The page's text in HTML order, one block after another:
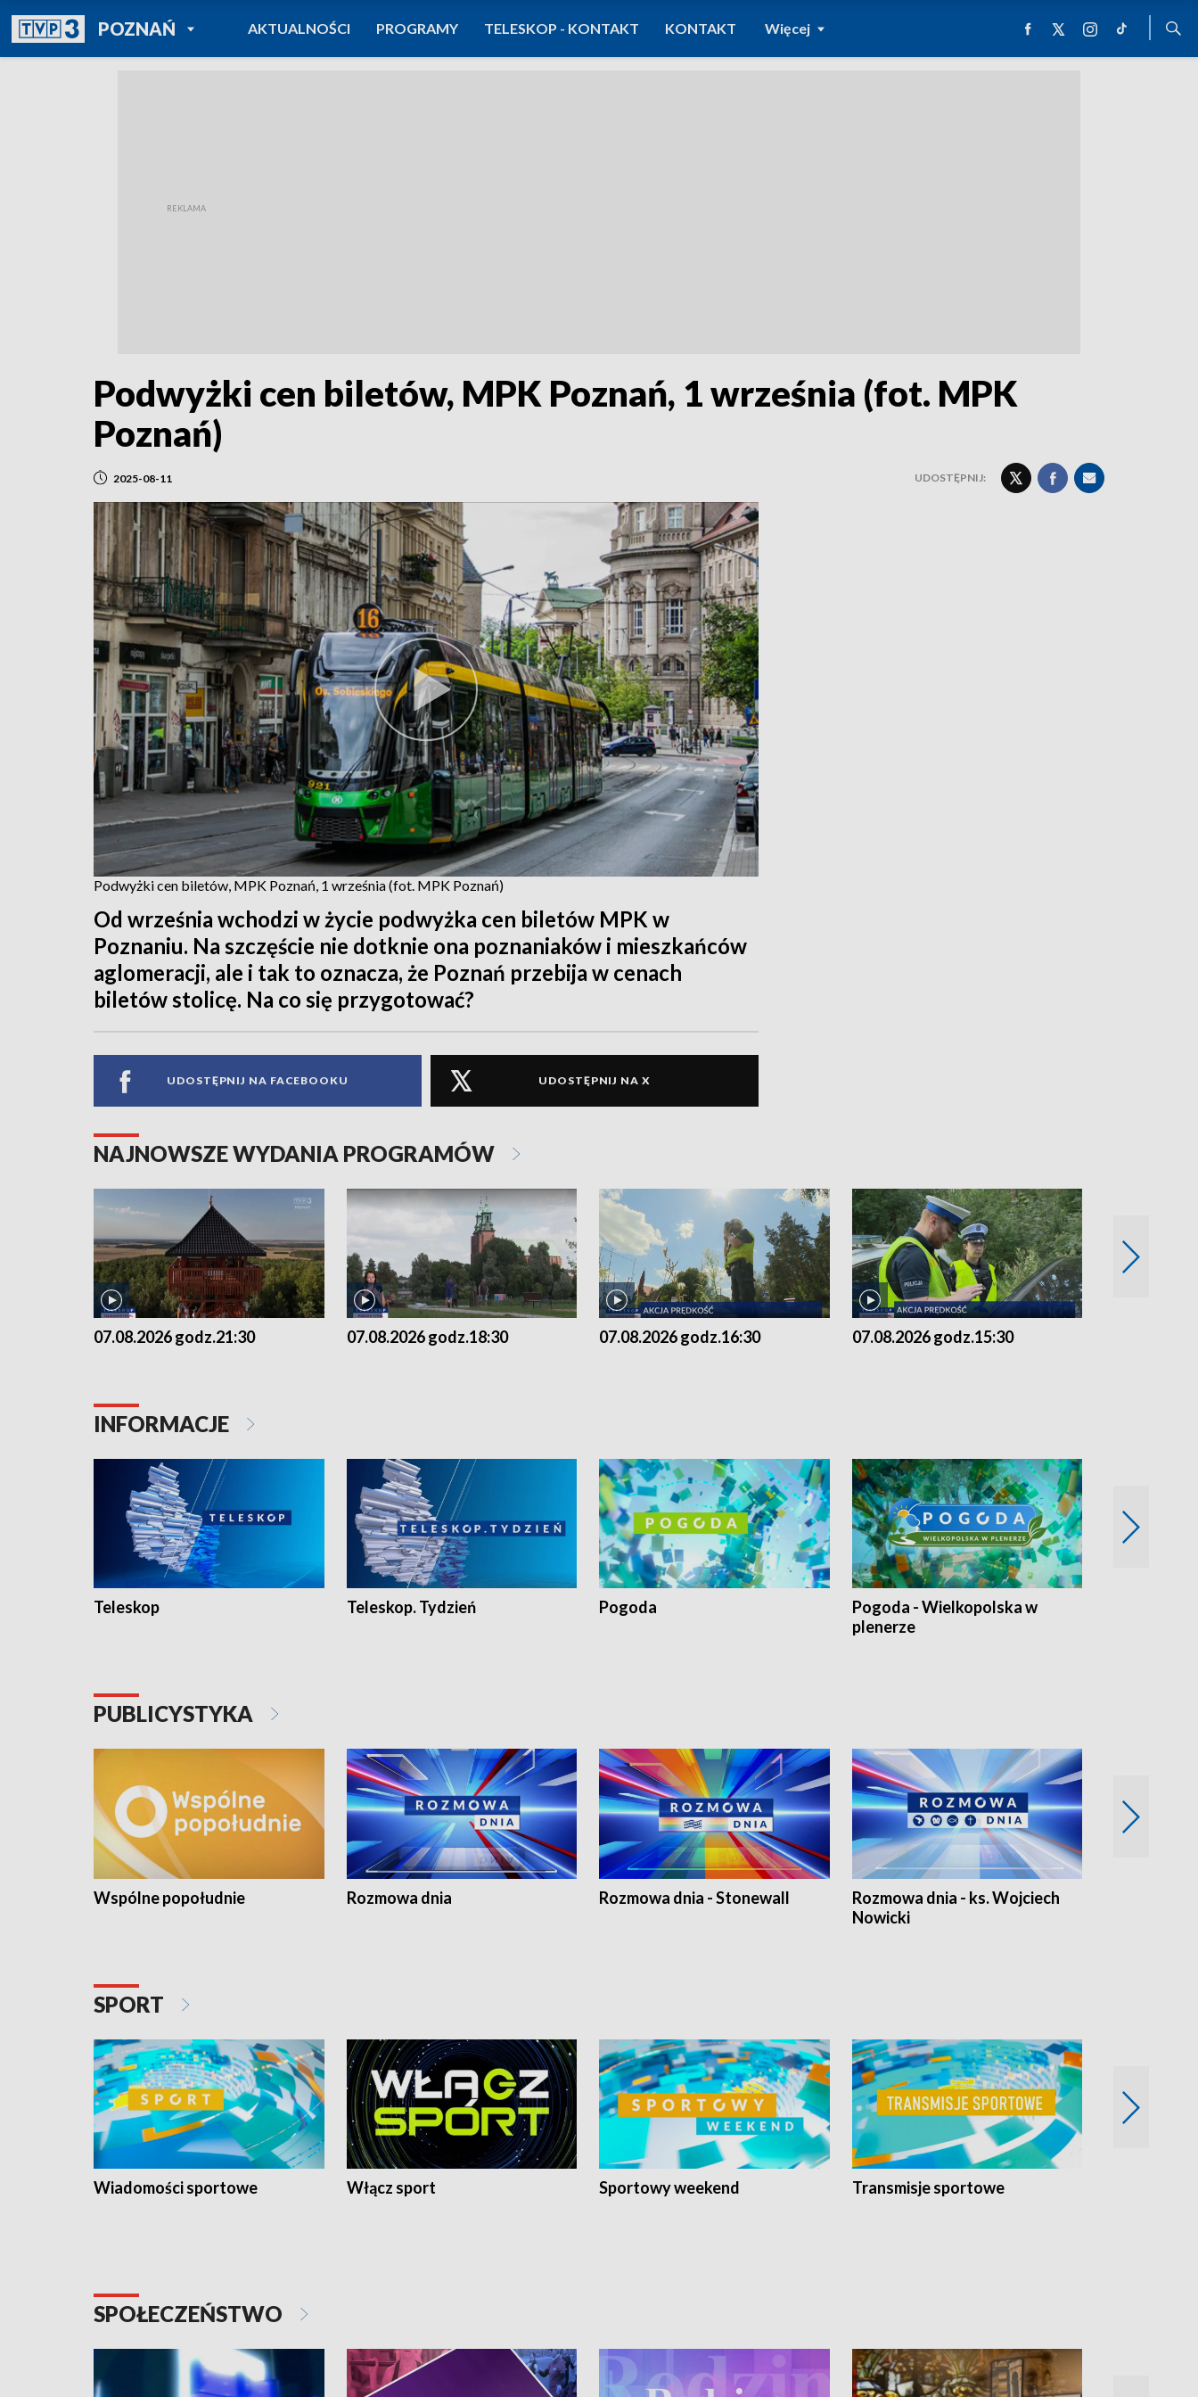
POZNAŃPOWRÓT DO
TVP REGIONY
AKTUALNOŚCI PROGRAMY TELESKOP - KONTAKT KONTAKT Więcej
Podwyżki cen biletów, MPK Poznań, 1 września (fot. MPK
Poznań)
2025-08-11 UDOSTĘPNIJ:
Podwyżki cen biletów, MPK Poznań, 1 września (fot. MPK Poznań)
Od września wchodzi w życie podwyżka cen biletów MPK w
Poznaniu. Na szczęście nie dotknie ona poznaniaków i mieszkańców
aglomeracji, ale i tak to oznacza, że Poznań przebija w cenach
biletów stolicę. Na co się przygotować?
UDOSTĘPNIJ NA FACEBOOKU UDOSTĘPNIJ NA X
NAJNOWSZE WYDANIA PROGRAMÓW
07.08.2026 godz.21:30 07.08.2026 godz.18:30 07.08.2026 godz.16:30 07.08.2026 godz.15:30
INFORMACJE
Teleskop Teleskop. Tydzień Pogoda
Pogoda - Wielkopolska w
plenerze
PUBLICYSTYKA
Wspólne popołudnie Rozmowa dnia Rozmowa dnia - Stonewall
Rozmowa dnia - ks. Wojciech
Nowicki
SPORT
Wiadomości sportowe Włącz sport Sportowy weekend Transmisje sportowe
SPOŁECZEŃSTWO